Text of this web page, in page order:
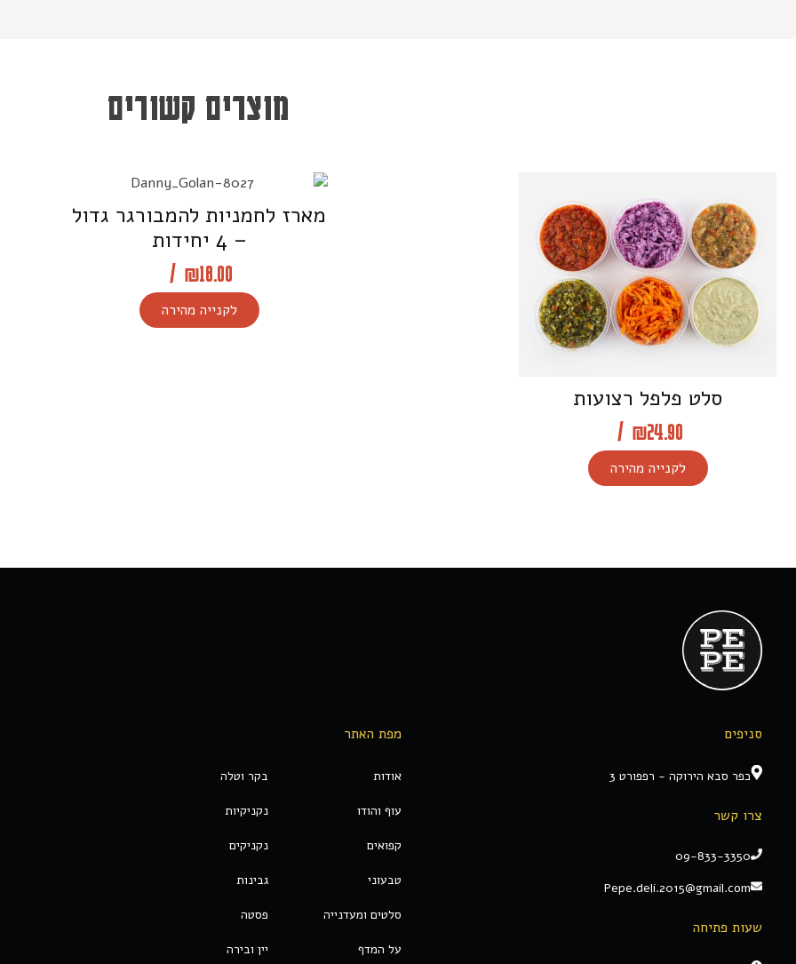
מוצרים קשורים
סלט פלפל רצועות
₪24.90
/
לקנייה מהירה
מארז לחמניות להמבורגר גדול
– 4 יחידות
₪18.00
/
לקנייה מהירה
סניפים
כפר סבא הירוקה - רפפורט 3
צרו קשר
09-833-3350
Pepe.deli.2015@gmail.com
שעות פתיחה
מפת האתר
אודות בקר וטלה
עוף והודו נקניקיות
קפואים נקניקים
טבעוני גבינות
סלטים ומעדנייה פסטה
על המדף יין ובירה